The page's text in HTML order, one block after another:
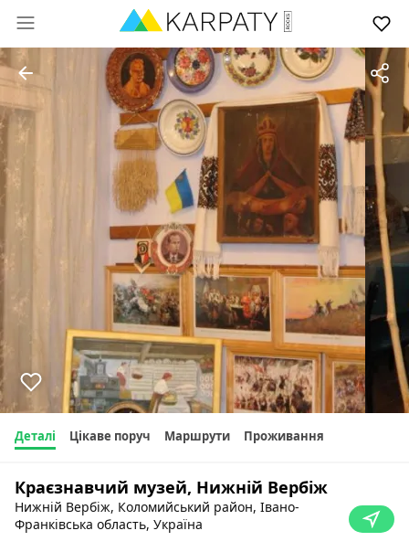
Деталі Цікаве поруч Маршрути Проживання
Краєзнавчий музей, Нижній Вербіж
Нижній Вербіж, Коломийський район, Івано-
Франківська область, Україна